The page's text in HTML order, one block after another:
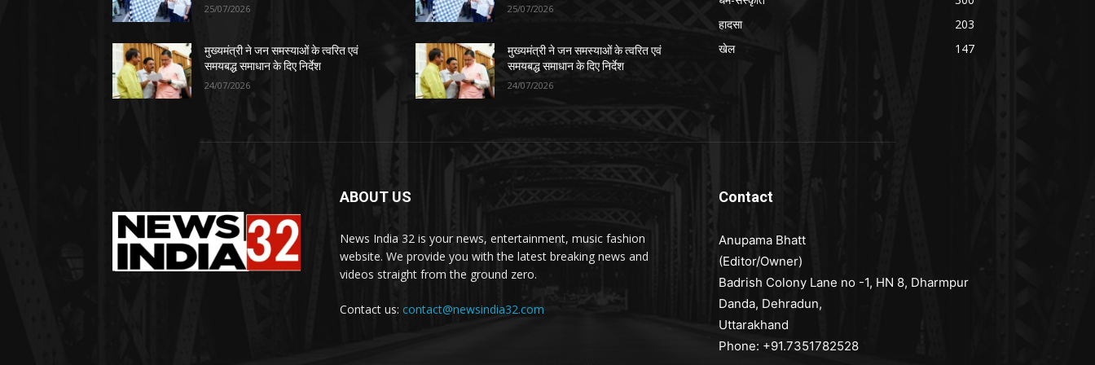
25/07/2026
मुख्यमंत्री ने जन समस्याओं के त्वरित एवं
समयबद्ध समाधान के दिए निर्देश
24/07/2026
25/07/2026
मुख्यमंत्री ने जन समस्याओं के त्वरित एवं
समयबद्ध समाधान के दिए निर्देश
24/07/2026
हादसा
203
खेल
147
ABOUT US
News India 32 is your news, entertainment, music fashion
website. We provide you with the latest breaking news and
videos straight from the ground zero.
Contact us: contact@newsindia32.com
Contact
Anupama Bhatt
(Editor/Owner)
Badrish Colony Lane no -1, HN 8, Dharmpur
Danda, Dehradun,
Uttarakhand
Phone: +91.7351782528